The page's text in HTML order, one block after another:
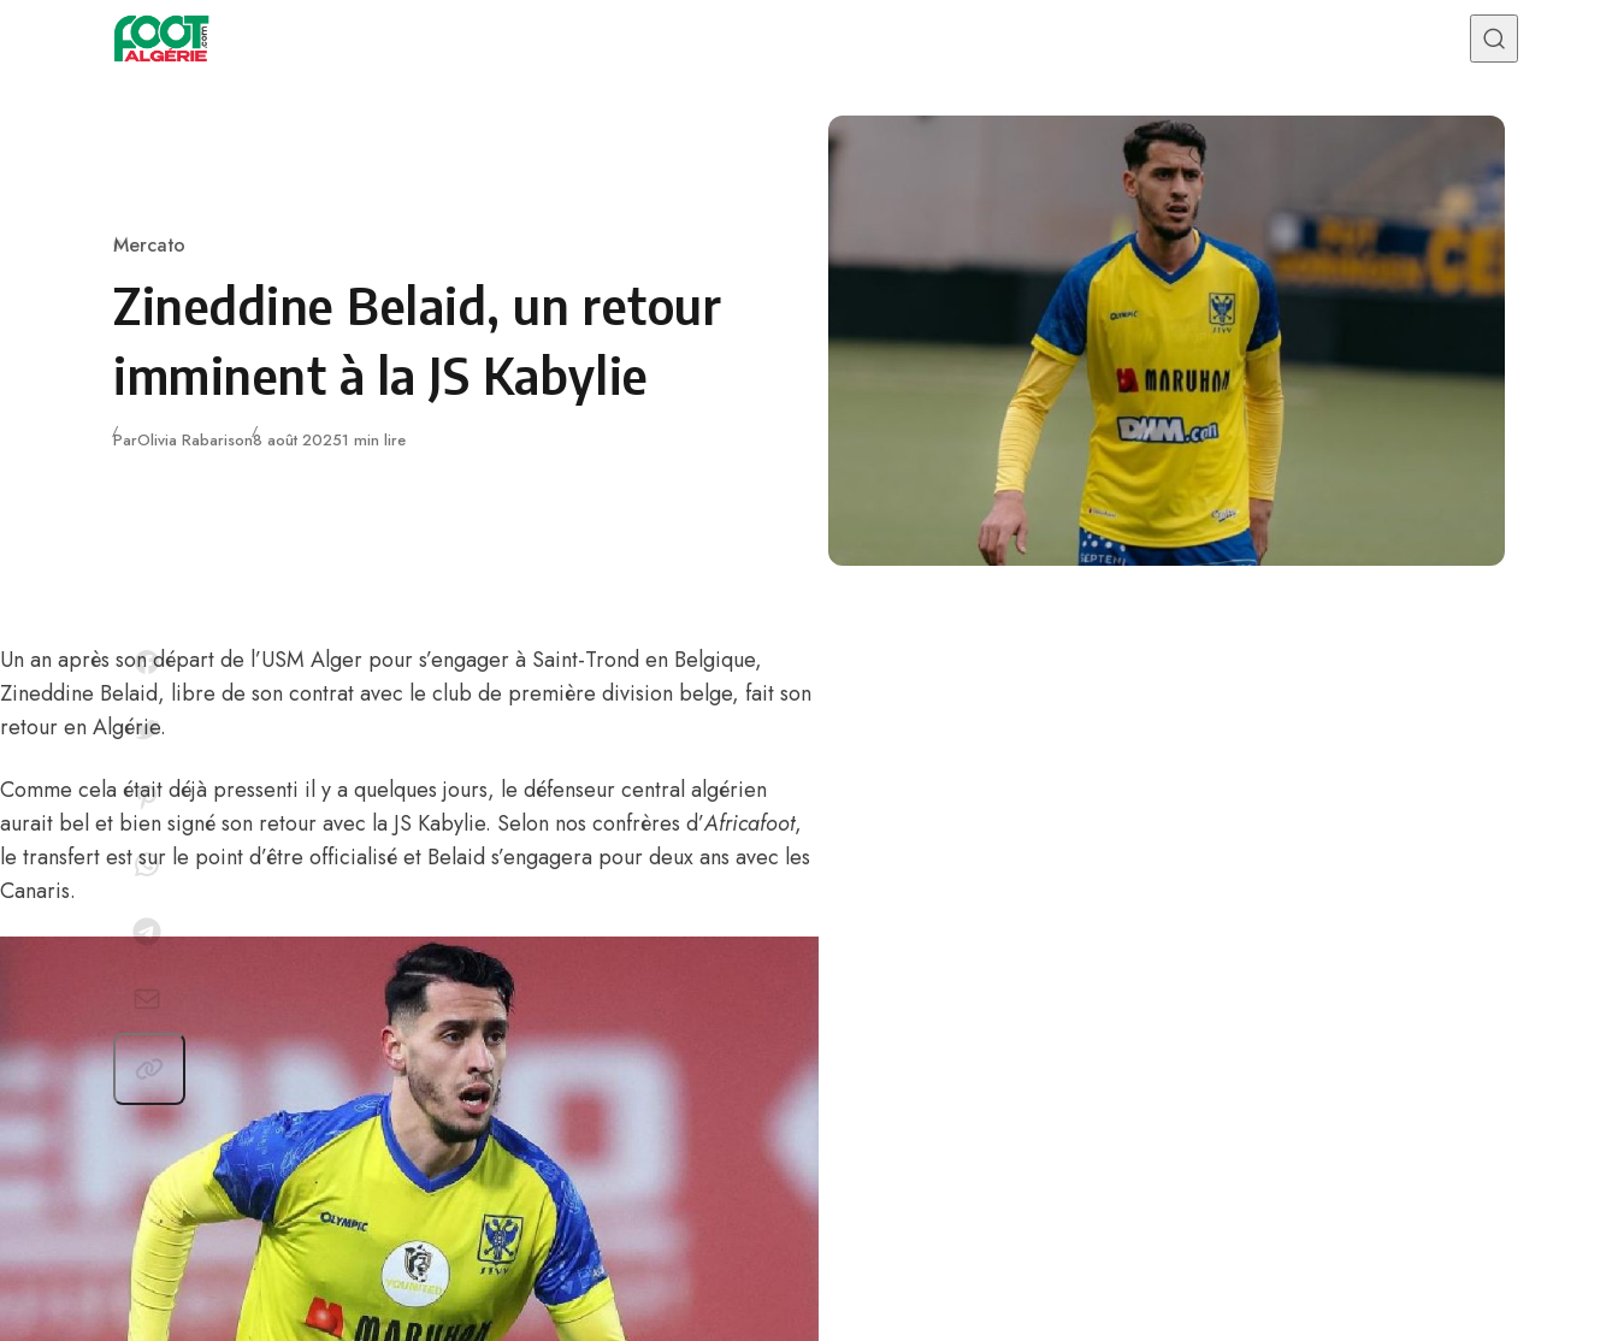
Skip to content
Category
Mercato
Zineddine Belaid, un retour
imminent à la JS Kabylie
ParOlivia RabarisonPublié
8 août 20251 min lire
Un an après son départ de l’USM Alger pour s’engager à Saint-Trond en Belgique,
Zineddine Belaid, libre de son contrat avec le club de première division belge, fait son
retour en Algérie.
Comme cela était déjà pressenti il y a quelques jours, le défenseur central algérien
aurait bel et bien signé son retour avec la JS Kabylie. Selon nos confrères d’Africafoot,
le transfert est sur le point d’être officialisé et Belaid s’engagera pour deux ans avec les
Canaris.